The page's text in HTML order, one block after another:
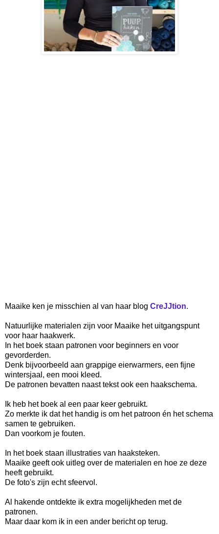
Maaike ken je misschien al van haar blog CreJJtion.
Natuurlijke materialen zijn voor Maaike het uitgangspunt
voor haar haakwerk.
In het boek staan patronen voor beginners en voor
gevorderden.
Denk bijvoorbeeld aan grappige eierwarmers, een fijne
wintersjaal, een mooi kleed.
De patronen bevatten naast tekst ook een haakschema.
Ik heb het boek al een paar keer gebruikt.
Zo merkte ik dat het handig is om het patroon én het schema
samen te gebruiken.
Dan voorkom je fouten.
In het boek staan illustraties van haaksteken.
Maaike geeft ook uitleg over de materialen en hoe ze deze
heeft gebruikt.
De foto's zijn echt sfeervol.
Al hakende ontdekte ik extra mogelijkheden met de
patronen.
Maar daar kom ik in een ander bericht op terug.